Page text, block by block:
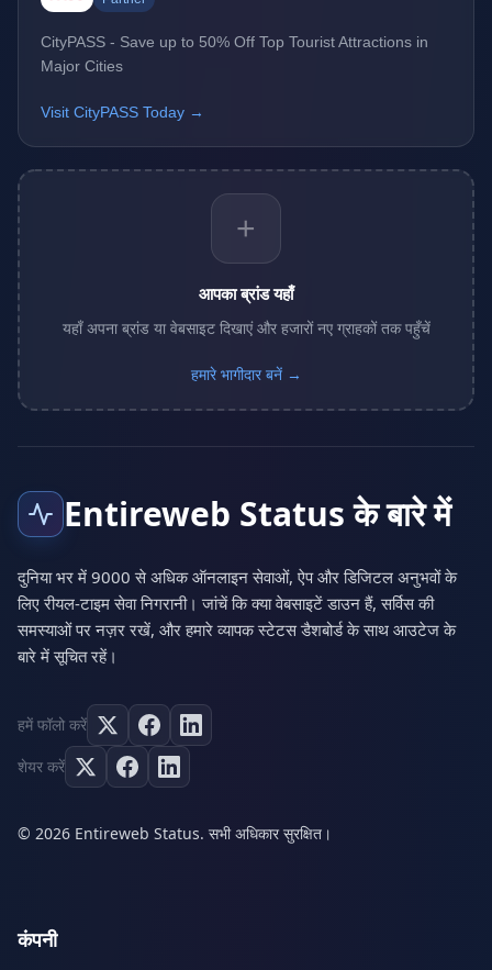
CityPASS - Save up to 50% Off Top Tourist Attractions in
Major Cities
Visit CityPASS Today →
+
आपका ब्रांड यहाँ
यहाँ अपना ब्रांड या वेबसाइट दिखाएं और हजारों नए ग्राहकों तक पहुँचें
हमारे भागीदार बनें →
Entireweb Status के बारे में
दुनिया भर में 9000 से अधिक ऑनलाइन सेवाओं, ऐप और डिजिटल अनुभवों के
लिए रीयल-टाइम सेवा निगरानी। जांचें कि क्या वेबसाइटें डाउन हैं, सर्विस की
समस्याओं पर नज़र रखें, और हमारे व्यापक स्टेटस डैशबोर्ड के साथ आउटेज के
बारे में सूचित रहें।
हमें फॉलो करें
शेयर करें
© 2026 Entireweb Status. सभी अधिकार सुरक्षित।
कंपनी